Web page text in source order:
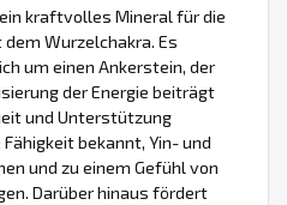
kraftvolles Mineral für die
Wurzelchakra. Es
um einen Ankerstein, der
der Energie beiträgt
und Unterstützung
bekannt, Yin- und
und zu einem Gefühl von
Darüber hinaus fördert